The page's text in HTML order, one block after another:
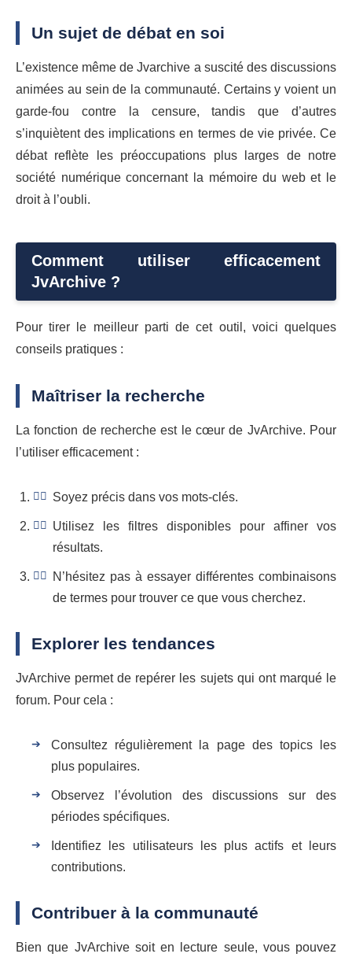
Un sujet de débat en soi
L’existence même de Jvarchive a suscité des discussions
animées au sein de la communauté. Certains y voient un
garde-fou contre la censure, tandis que d’autres
s’inquiètent des implications en termes de vie privée. Ce
débat reflète les préoccupations plus larges de notre
société numérique concernant la mémoire du web et le
droit à l’oubli.
Comment utiliser efficacement
JvArchive ?
Pour tirer le meilleur parti de cet outil, voici quelques
conseils pratiques :
Maîtriser la recherche
La fonction de recherche est le cœur de JvArchive. Pour
l’utiliser efficacement :
Soyez précis dans vos mots-clés.
Utilisez les filtres disponibles pour affiner vos
résultats.
N’hésitez pas à essayer différentes combinaisons
de termes pour trouver ce que vous cherchez.
Explorer les tendances
JvArchive permet de repérer les sujets qui ont marqué le
forum. Pour cela :
Consultez régulièrement la page des topics les
plus populaires.
Observez l’évolution des discussions sur des
périodes spécifiques.
Identifiez les utilisateurs les plus actifs et leurs
contributions.
Contribuer à la communauté
Bien que JvArchive soit en lecture seule, vous pouvez